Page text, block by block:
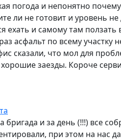
погода и непонятно
ли не готовит и уровень
и самому там
асфальт по всему участку
сказали, что мол для
заезды. Короче
и за день (!!!) все
при этом на нас